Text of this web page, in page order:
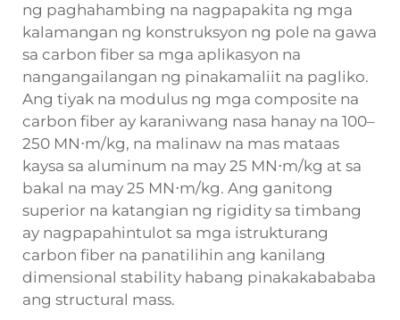
ng paghahambing na nagpapakita ng mga
kalamangan ng konstruksyon ng pole na gawa
sa carbon fiber sa mga aplikasyon na
nangangailangan ng pinakamaliit na pagliko.
Ang tiyak na modulus ng mga composite na
carbon fiber ay karaniwang nasa hanay na 100–
250 MN⋅m/kg, na malinaw na mas mataas
kaysa sa aluminum na may 25 MN⋅m/kg at sa
bakal na may 25 MN⋅m/kg. Ang ganitong
superior na katangian ng rigidity sa timbang
ay nagpapahintulot sa mga istrukturang
carbon fiber na panatilihin ang kanilang
dimensional stability habang pinakakabababa
ang structural mass.